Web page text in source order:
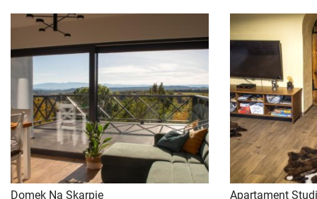
Domek Na Skarpie
Apartament